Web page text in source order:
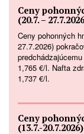
Ceny
(20.7. –
Ceny pohonných
27.7.2026)
1,765 €/l. Nafta
1,737 €/l.
Ceny
(13.7.-20.7.2026)